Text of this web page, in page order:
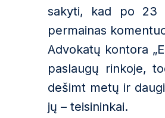
sakyti, kad po 23
permainas
Advokatų kontora
paslaugų rinkoje,
dešimt metų ir
jų – teisininkai.